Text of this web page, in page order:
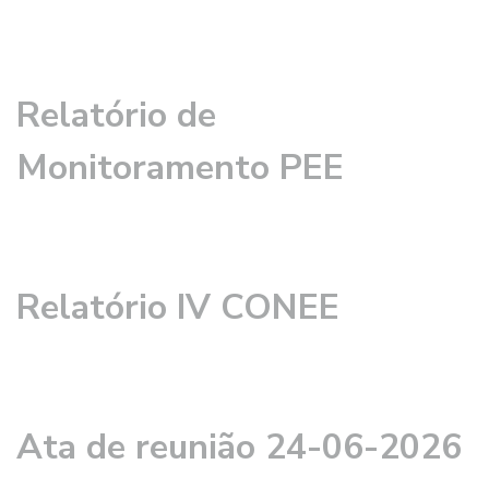
Relatório de
Monitoramento PEE
Relatório IV CONEE
Ata de reunião 24-06-2026